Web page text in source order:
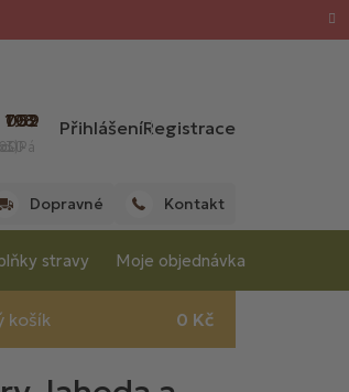
702 059 198
- 15:30 hod.)
PřihlášeníRegistrace
Dopravné Kontakt
stravy Moje objednávka